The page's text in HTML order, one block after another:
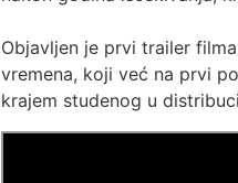
Objavljen je prvi trailer filma
vremena, koji već na prvi
krajem studenog u